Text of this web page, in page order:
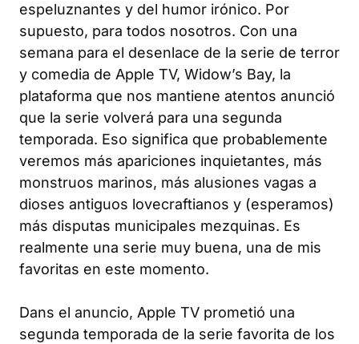
espeluznantes y del humor irónico. Por
supuesto, para todos nosotros. Con una
semana para el desenlace de la serie de terror
y comedia de Apple TV, Widow’s Bay, la
plataforma que nos mantiene atentos anunció
que la serie volverá para una segunda
temporada. Eso significa que probablemente
veremos más apariciones inquietantes, más
monstruos marinos, más alusiones vagas a
dioses antiguos lovecraftianos y (esperamos)
más disputas municipales mezquinas. Es
realmente una serie muy buena, una de mis
favoritas en este momento.
Dans el anuncio, Apple TV prometió una
segunda temporada de la serie favorita de los